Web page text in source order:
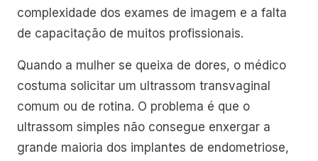
complexidade dos exames de imagem e a falta
de capacitação de muitos profissionais.
Quando a mulher se queixa de dores, o médico
costuma solicitar um ultrassom transvaginal
comum ou de rotina. O problema é que o
ultrassom simples não consegue enxergar a
grande maioria dos implantes de endometriose,